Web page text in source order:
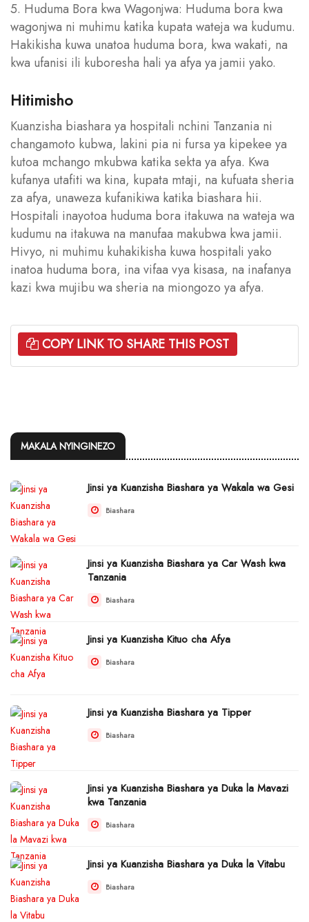
5. Huduma Bora kwa Wagonjwa: Huduma bora kwa
wagonjwa ni muhimu katika kupata wateja wa kudumu.
Hakikisha kuwa unatoa huduma bora, kwa wakati, na
kwa ufanisi ili kuboresha hali ya afya ya jamii yako.
Hitimisho
Kuanzisha biashara ya hospitali nchini Tanzania ni
changamoto kubwa, lakini pia ni fursa ya kipekee ya
kutoa mchango mkubwa katika sekta ya afya. Kwa
kufanya utafiti wa kina, kupata mtaji, na kufuata sheria
za afya, unaweza kufanikiwa katika biashara hii.
Hospitali inayotoa huduma bora itakuwa na wateja wa
kudumu na itakuwa na manufaa makubwa kwa jamii.
Hivyo, ni muhimu kuhakikisha kuwa hospitali yako
inatoa huduma bora, ina vifaa vya kisasa, na inafanya
kazi kwa mujibu wa sheria na miongozo ya afya.
COPY LINK TO SHARE THIS POST
MAKALA NYINGINEZO
Jinsi ya Kuanzisha Biashara ya Wakala wa Gesi
Biashara
Jinsi ya Kuanzisha Biashara ya Car Wash kwa
Tanzania
Biashara
Jinsi ya Kuanzisha Kituo cha Afya
Biashara
Jinsi ya Kuanzisha Biashara ya Tipper
Biashara
Jinsi ya Kuanzisha Biashara ya Duka la Mavazi
kwa Tanzania
Biashara
Jinsi ya Kuanzisha Biashara ya Duka la Vitabu
Biashara